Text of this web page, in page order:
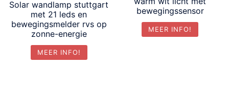
Solar wandlamp stuttgart
met 21 leds en
bewegingsmelder rvs op
zonne-energie
MEER INFO!
bewegingssensor
MEER INFO!